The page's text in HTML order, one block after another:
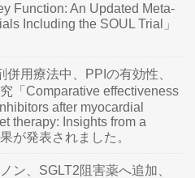
Function: An Updated Meta-
Including the SOUL Trial」
用療法中、PPIの有効性、
「Comparative effectiveness
after myocardial
therapy: Insights from a
が発表されました。
ン、SGLT2阻害薬へ追加、